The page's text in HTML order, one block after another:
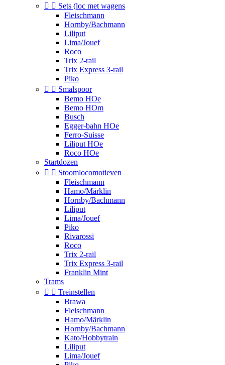
  Sets (loc met wagens
Fleischmann
Hornby/Bachmann
Liliput
Lima/Jouef
Roco
Trix 2-rail
Trix Express 3-rail
Piko
  Smalspoor
Bemo HOe
Bemo HOm
Busch
Egger-bahn HOe
Ferro-Suisse
Liliput HOe
Roco HOe
Startdozen
  Stoomlocomotieven
Fleischmann
Hamo/Märklin
Hornby/Bachmann
Liliput
Lima/Jouef
Piko
Rivarossi
Roco
Trix 2-rail
Trix Express 3-rail
Franklin Mint
Trams
  Treinstellen
Brawa
Fleischmann
Hamo/Märklin
Hornby/Bachmann
Kato/Hobbytrain
Liliput
Lima/Jouef